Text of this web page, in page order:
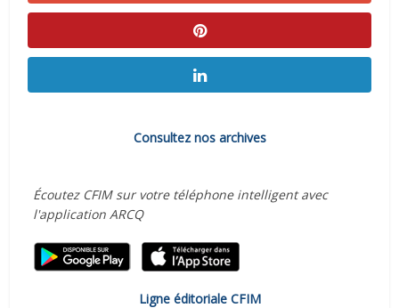
Consultez nos archives
Écoutez CFIM sur votre téléphone intelligent avec
l'application ARCQ
Ligne éditoriale CFIM